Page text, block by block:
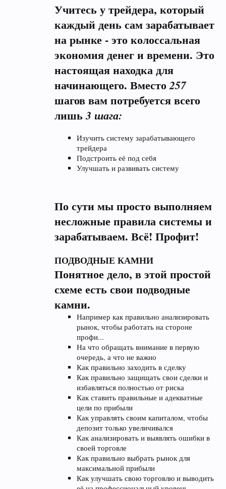
Учитесь у трейдера, который
каждый день сам зарабатывает
на рынке - это колоссальная
экономия денег и времени. Это
настоящая находка для
начинающего. Вместо257
шагов вам потребуется всего
лишь3 шага:
Изучить систему зарабатывающего
трейдера
Подстроить её под себя
Улучшать и развивать систему
По сути мы просто выполняем
несложные правила системы и
зарабатываем. Всё! Профит!
ПОДВОДНЫЕ КАМНИ
Понятное дело, в этой простой
схеме есть свои подводные
камни.
Например как правильно анализировать
рынок, чтобы работать на стороне
профи...
На что обращать внимание в первую
очередь, а что не важно
Как правильно заходить в сделку
Как правильно защищать свои сделки и
избавляться полностью от риска
Как ставить правильные и адекватные
цели по прибыли
Как управлять своим капиталом, чтобы
депозит только увеличивался
Как анализировать и выявлять ошибки в
своей торговле
Как правильно выбрать рынок для
максимальной прибыли
Как улучшать свою торговлю и выводить